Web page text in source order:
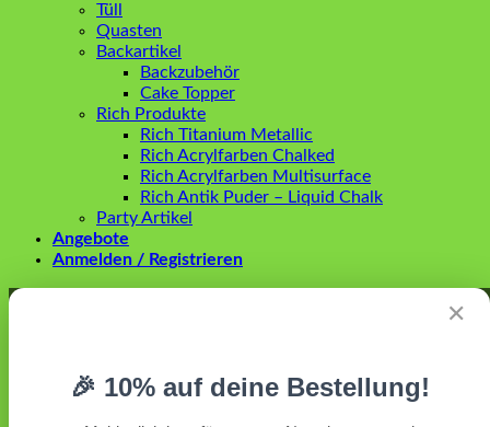
Tüll
Quasten
Backartikel
Backzubehör
Cake Topper
Rich Produkte
Rich Titanium Metallic
Rich Acrylfarben Chalked
Rich Acrylfarben Multisurface
Rich Antik Puder – Liquid Chalk
Party Artikel
Angebote
Anmelden / Registrieren
✕
🎉 10% auf deine Bestellung!
Anmelden